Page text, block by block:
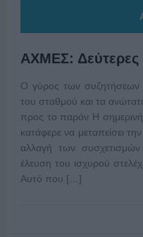
ΑΧΜΕΣ:
Ο γύρος των συζητήσεων
του σταθμού και τα
προς το παρόν Η σημερινή
κατάφερε να μεταπείσει
αλλαγή των
έλευση του ισχυρού
Αυτό που […]